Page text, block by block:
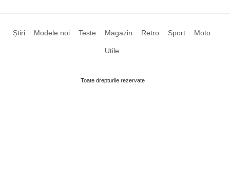
Știri Modele noi Teste Magazin Retro Sport Moto
Utile
Toate drepturile rezervate